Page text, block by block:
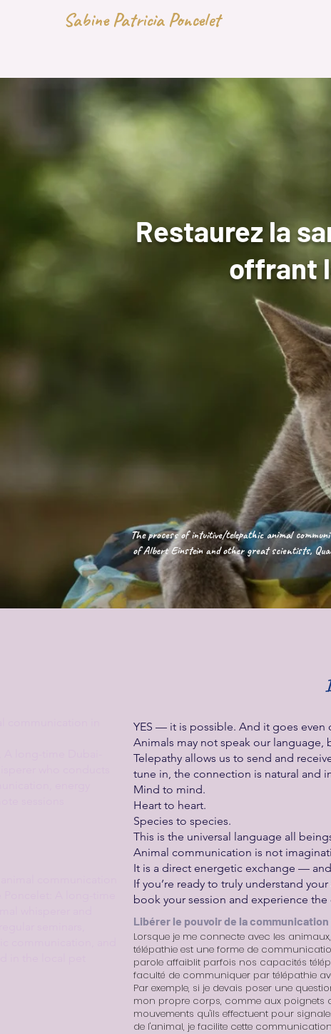
Sabine Patricia Poncelet
YES — it is possible. And it goes even
Animals may not speak our
Telepathy allows us to send and
tune in, the connection is natural and
Mind to mind.
Heart to heart.
Species to species.
This is the universal language all
Animal communication is not
It is a direct energetic exchange —
If you’re ready to truly understand your
book your session and experience
Libérer le pouvoir de la communication
Lorsque je me connecte avec les
télépathie est une forme de
parole affaiblit parfois nos capacités
faculté de communiquer par télépathie
Par exemple, si je devais poser une
mon propre corps, comme aux poignets
mouvements qu'ils effectuent pour
de l'animal, je facilite cette
Restaurez la
offrant
The process of intuitive/telepathic animal
of Albert Einstein and other great scientists,